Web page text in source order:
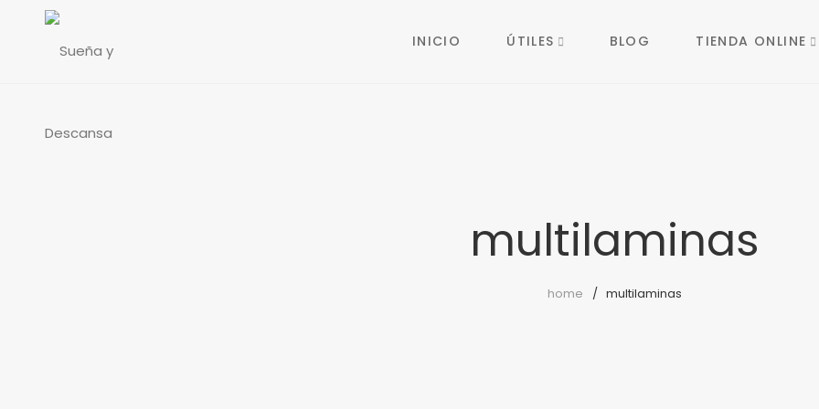
INICIO ÚTILES BLOG TIENDA ONLINE
multilaminas
home multilaminas